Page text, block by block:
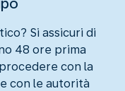
Si assicuri di
48 ore prima
con la
con le autorità